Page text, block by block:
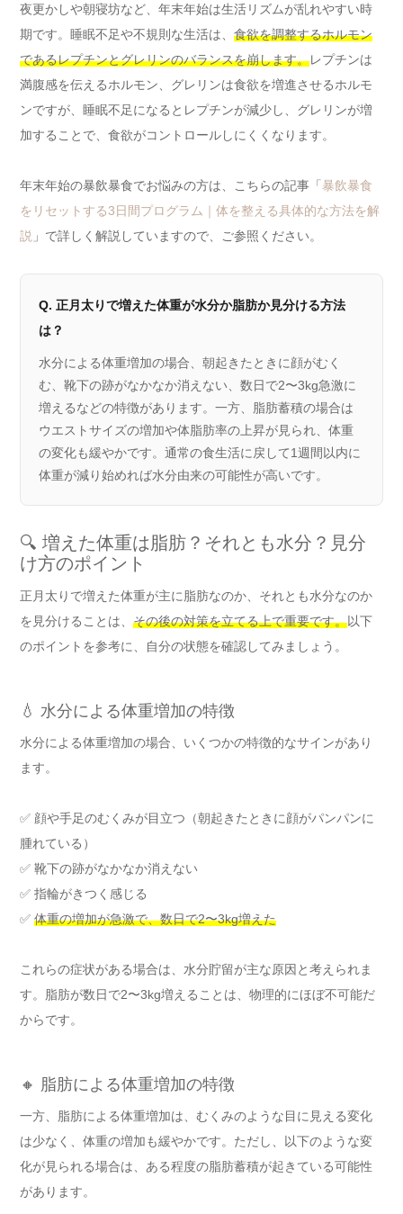
夜更かしや朝寝坊など、年末年始は生活リズムが乱れやすい時
期です。睡眠不足や不規則な生活は、 食欲を調整するホルモン
であるレプチンとグレリンのバランスを崩します。レプチンは
満腹感を伝えるホルモン、グレリンは食欲を増進させるホルモ
ンですが、睡眠不足になるとレプチンが減少し、グレリンが増
加することで、食欲がコントロールしにくくなります。
年末年始の暴飲暴食でお悩みの方は、こちらの記事「 暴飲暴食
をリセットする3日間プログラム｜体を整える具体的な方法を解
説 」で詳しく解説していますので、ご参照ください。
Q. 正月太りで増えた体重が水分か脂肪か見分ける方法
は？
水分による体重増加の場合、朝起きたときに顔がむく
む、靴下の跡がなかなか消えない、数日で2〜3kg急激に
増えるなどの特徴があります。一方、脂肪蓄積の場合は
ウエストサイズの増加や体脂肪率の上昇が見られ、体重
の変化も緩やかです。通常の食生活に戻して1週間以内に
体重が減り始めれば水分由来の可能性が高いです。
🔍 増えた体重は脂肪？それとも水分？見分
け方のポイント
正月太りで増えた体重が主に脂肪なのか、それとも水分なのか
を見分けることは、 その後の対策を立てる上で重要です。以下
のポイントを参考に、自分の状態を確認してみましょう。
💧 水分による体重増加の特徴
水分による体重増加の場合、いくつかの特徴的なサインがあり
ます。
✅ 顔や手足のむくみが目立つ（朝起きたときに顔がパンパンに
腫れている）
✅ 靴下の跡がなかなか消えない
✅ 指輪がきつく感じる
✅ 体重の増加が急激で、数日で2〜3kg増えた
これらの症状がある場合は、水分貯留が主な原因と考えられま
す。脂肪が数日で2〜3kg増えることは、物理的にほぼ不可能だ
からです。
🔸 脂肪による体重増加の特徴
一方、脂肪による体重増加は、むくみのような目に見える変化
は少なく、体重の増加も緩やかです。ただし、以下のような変
化が見られる場合は、ある程度の脂肪蓄積が起きている可能性
があります。